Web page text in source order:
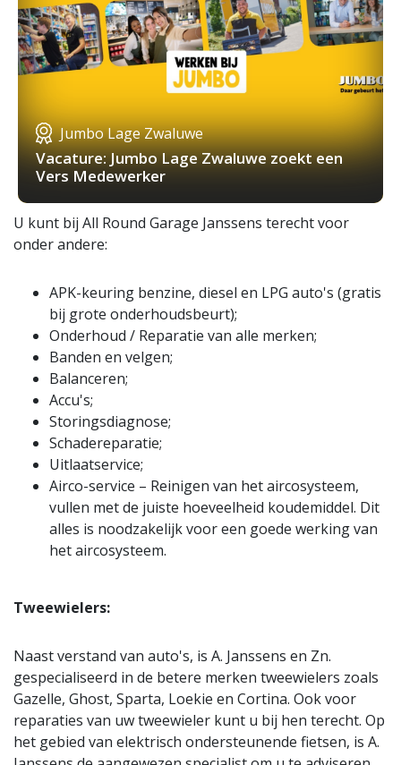
Jumbo Lage Zwaluwe
Vacature: Jumbo Lage Zwaluwe zoekt een
Vers Medewerker
U kunt bij All Round Garage Janssens terecht voor
onder andere:
APK-keuring benzine, diesel en LPG auto's (gratis
bij grote onderhoudsbeurt);
Onderhoud / Reparatie van alle merken;
Banden en velgen;
Balanceren;
Accu's;
Storingsdiagnose;
Schadereparatie;
Uitlaatservice;
Airco-service – Reinigen van het aircosysteem,
vullen met de juiste hoeveelheid koudemiddel. Dit
alles is noodzakelijk voor een goede werking van
het aircosysteem.
Tweewielers:
Naast verstand van auto's, is A. Janssens en Zn.
gespecialiseerd in de betere merken tweewielers zoals
Gazelle, Ghost, Sparta, Loekie en Cortina. Ook voor
reparaties van uw tweewieler kunt u bij hen terecht. Op
het gebied van elektrisch ondersteunende fietsen, is A.